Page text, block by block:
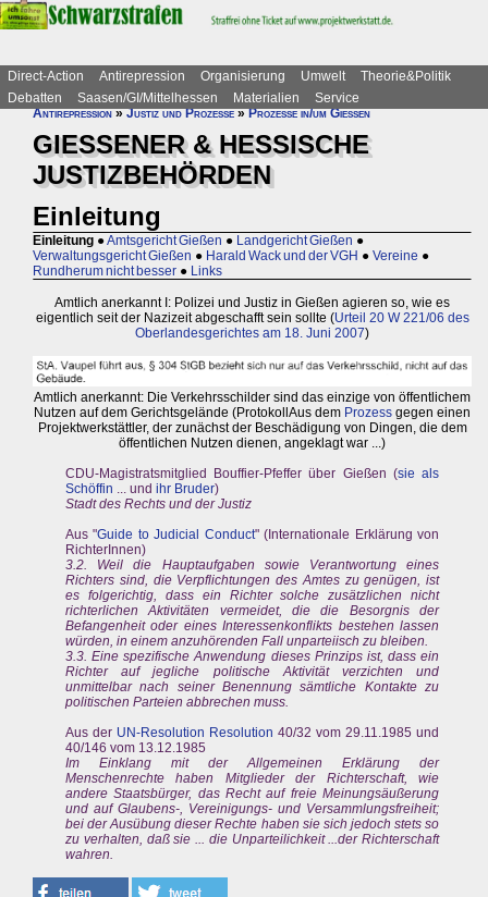
Direct-Action Antirepression Organisierung Umwelt
Theorie&Politik
Debatten
Saasen/GI/Mittelhessen Materialien
Service
Antirepression»Justiz und Prozesse»Prozesse in/um Gießen
GIESSENER & HESSISCHE
JUSTIZBEHÖRDEN
Einleitung
Einleitung ●Amtsgericht Gießen ● Landgericht Gießen ●
Verwaltungsgericht Gießen ● Harald Wack und der VGH ● Vereine ●
Rundherum nicht besser ● Links
Amtlich anerkannt I: Polizei und Justiz in Gießen agieren so, wie es
eigentlich seit der Nazizeit abgeschafft sein sollte (Urteil 20 W 221/06 des
Oberlandesgerichtes am 18. Juni 2007)
Amtlich anerkannt: Die Verkehrsschilder sind das einzige von öffentlichem
Nutzen auf dem Gerichtsgelände (ProtokollAus dem Prozess gegen einen
Projektwerkstättler, der zunächst der Beschädigung von Dingen, die dem
öffentlichen Nutzen dienen, angeklagt war ...)
CDU-Magistratsmitglied Bouffier-Pfeffer über Gießen (sie als
Schöffin ... und ihr Bruder)
Stadt des Rechts und der Justiz
Aus "Guide to Judicial Conduct" (Internationale Erklärung von
RichterInnen)
3.2. Weil die Hauptaufgaben sowie Verantwortung eines
Richters sind, die Verpflichtungen des Amtes zu genügen, ist
es folgerichtig, dass ein Richter solche zusätzlichen nicht
richterlichen Aktivitäten vermeidet, die die Besorgnis der
Befangenheit oder eines Interessenkonflikts bestehen lassen
würden, in einem anzuhörenden Fall unparteiisch zu bleiben.
3.3. Eine spezifische Anwendung dieses Prinzips ist, dass ein
Richter auf jegliche politische Aktivität verzichten und
unmittelbar nach seiner Benennung sämtliche Kontakte zu
politischen Parteien abbrechen muss.
Aus der UN-Resolution Resolution 40/32 vom 29.11.1985 und
40/146 vom 13.12.1985
Im Einklang mit der Allgemeinen Erklärung der
Menschenrechte haben Mitglieder der Richterschaft, wie
andere Staatsbürger, das Recht auf freie Meinungsäußerung
und auf Glaubens-, Vereinigungs- und Versammlungsfreiheit;
bei der Ausübung dieser Rechte haben sie sich jedoch stets so
zu verhalten, daß sie ... die Unparteilichkeit ...der Richterschaft
wahren.